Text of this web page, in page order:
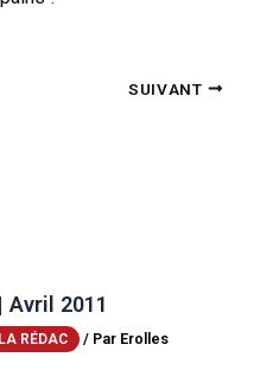
SUIVANT
Avril 2011
RÉDAC / Par Erolles